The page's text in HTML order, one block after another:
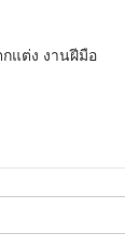
แต่ง งานฝีมือ